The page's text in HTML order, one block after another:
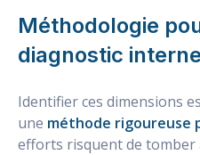
Méthodologie
diagnostic interne
Identifier ces dimensions
une méthode rigoureuse
efforts risquent de tomber